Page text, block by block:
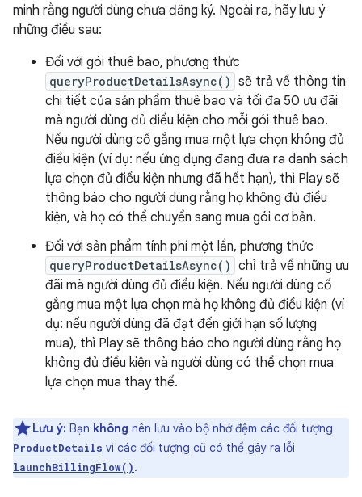
minh rằng người dùng chưa đăng ký. Ngoài ra, hãy lưu ý
những điều sau:
Đối với gói thuê bao, phương thức
queryProductDetailsAsync() sẽ trả về thông tin
chi tiết của sản phẩm thuê bao và tối đa 50 ưu đãi
mà người dùng đủ điều kiện cho mỗi gói thuê bao.
Nếu người dùng cố gắng mua một lựa chọn không đủ
điều kiện (ví dụ: nếu ứng dụng đang đưa ra danh sách
lựa chọn đủ điều kiện nhưng đã hết hạn), thì Play sẽ
thông báo cho người dùng rằng họ không đủ điều
kiện, và họ có thể chuyển sang mua gói cơ bản.
Đối với sản phẩm tính phí một lần, phương thức
queryProductDetailsAsync() chỉ trả về những ưu
đãi mà người dùng đủ điều kiện. Nếu người dùng cố
gắng mua một lựa chọn mà họ không đủ điều kiện (ví
dụ: nếu người dùng đã đạt đến giới hạn số lượng
mua), thì Play sẽ thông báo cho người dùng rằng họ
không đủ điều kiện và người dùng có thể chọn mua
lựa chọn mua thay thế.
Lưu ý: Bạn không nên lưu vào bộ nhớ đệm các đối tượng
ProductDetails vì các đối tượng cũ có thể gây ra lỗi
launchBillingFlow().